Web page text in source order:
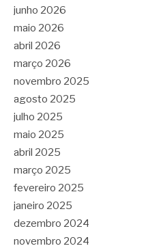
junho 2026
maio 2026
abril 2026
março 2026
novembro 2025
agosto 2025
julho 2025
maio 2025
abril 2025
março 2025
fevereiro 2025
janeiro 2025
dezembro 2024
novembro 2024